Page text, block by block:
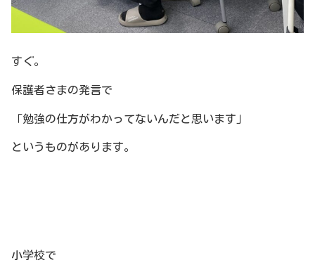
すぐ。
保護者さまの発言で
「勉強の仕方がわかってないんだと思います」
というものがあります。
小学校で